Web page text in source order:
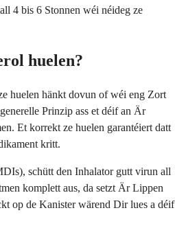
4 bis 6 Stonnen wéi néideg ze
huelen?
huelen hänkt dovun of wéi eng Zort
Prinzip ass et déif an Är
Et korrekt ze huelen garantéiert datt
kritt.
schütt den Inhalator gutt virun all
komplett aus, da setzt Är Lippen
op de Kanister wärend Dir lues a déif